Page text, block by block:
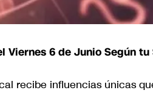
Viernes 6 de Junio Según
recibe influencias únicas